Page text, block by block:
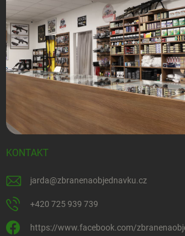
KONTAKT
jarda@zbranenaobjednavku.cz
+420 725 939 739
https://www.facebook.com/